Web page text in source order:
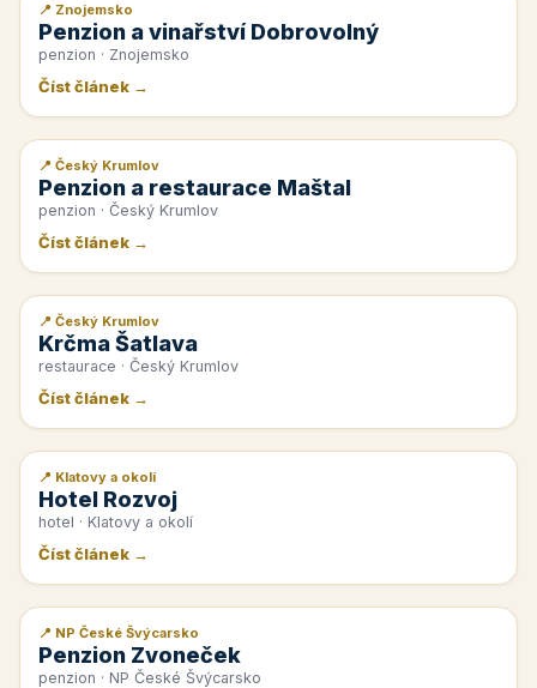
📰 PR článek
📍 Znojemsko
Penzion a vinařství Dobrovolný
penzion · Znojemsko
Číst článek →
📰 PR článek
📍 Český Krumlov
Penzion a restaurace Maštal
penzion · Český Krumlov
Číst článek →
📰 PR článek
📍 Český Krumlov
Krčma Šatlava
restaurace · Český Krumlov
Číst článek →
📰 PR článek
📍 Klatovy a okolí
Hotel Rozvoj
hotel · Klatovy a okolí
Číst článek →
📰 PR článek
📍 NP České Švýcarsko
Penzion Zvoneček
penzion · NP České Švýcarsko